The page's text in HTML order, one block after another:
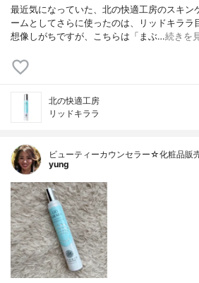
最近気になっていた、北の快適工房のスキン
ームとしてさらに使ったのは、リッドキララ
想像しがちですが、こちらは「まぶ…続きを
北の快適工房
リッドキララ
ビューティーカウンセラー☆化粧品
yung